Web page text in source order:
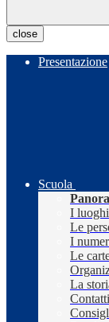
close
Presentazione
Scuola
I luoghi
Le
I
Le
La